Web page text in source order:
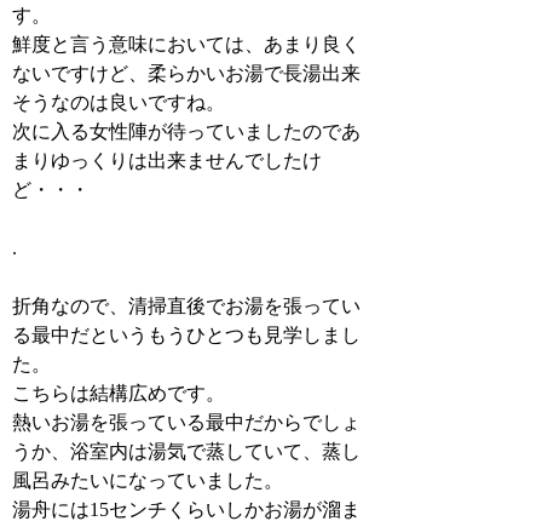
す。
鮮度と言う意味においては、あまり良く
ないですけど、柔らかいお湯で長湯出来
そうなのは良いですね。
次に入る女性陣が待っていましたのであ
まりゆっくりは出来ませんでしたけ
ど・・・
.
折角なので、清掃直後でお湯を張ってい
る最中だというもうひとつも見学しまし
た。
こちらは結構広めです。
熱いお湯を張っている最中だからでしょ
うか、浴室内は湯気で蒸していて、蒸し
風呂みたいになっていました。
湯舟には15センチくらいしかお湯が溜ま